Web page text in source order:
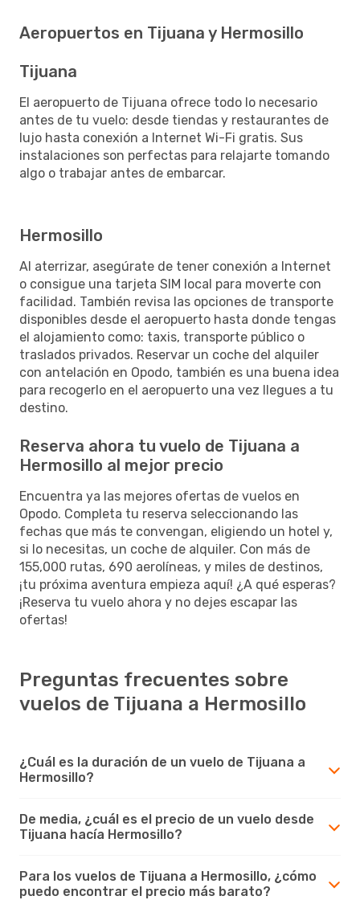
Aeropuertos en Tijuana y Hermosillo
Tijuana
El aeropuerto de Tijuana ofrece todo lo necesario
antes de tu vuelo: desde tiendas y restaurantes de
lujo hasta conexión a Internet Wi-Fi gratis. Sus
instalaciones son perfectas para relajarte tomando
algo o trabajar antes de embarcar.
Hermosillo
Al aterrizar, asegúrate de tener conexión a Internet
o consigue una tarjeta SIM local para moverte con
facilidad. También revisa las opciones de transporte
disponibles desde el aeropuerto hasta donde tengas
el alojamiento como: taxis, transporte público o
traslados privados. Reservar un coche del alquiler
con antelación en Opodo, también es una buena idea
para recogerlo en el aeropuerto una vez llegues a tu
destino.
Reserva ahora tu vuelo de Tijuana a
Hermosillo al mejor precio
Encuentra ya las mejores ofertas de vuelos en
Opodo. Completa tu reserva seleccionando las
fechas que más te convengan, eligiendo un hotel y,
si lo necesitas, un coche de alquiler. Con más de
155,000 rutas, 690 aerolíneas, y miles de destinos,
¡tu próxima aventura empieza aquí! ¿A qué esperas?
¡Reserva tu vuelo ahora y no dejes escapar las
ofertas!
Preguntas frecuentes sobre
vuelos de Tijuana a Hermosillo
¿Cuál es la duración de un vuelo de Tijuana a
Hermosillo?
De media, ¿cuál es el precio de un vuelo desde
Tijuana hacía Hermosillo?
Para los vuelos de Tijuana a Hermosillo, ¿cómo
puedo encontrar el precio más barato?